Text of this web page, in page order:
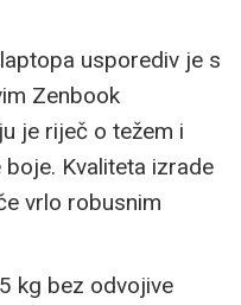
usporediv je s
Zenbook
je riječ o težem i
Kvaliteta izrade
vrlo robusnim
kg bez odvojive